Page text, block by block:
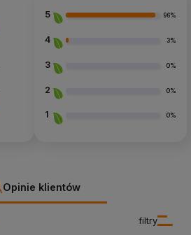
5 96%
4 3%
3 0%
2 0%
1 0%
Opinie klientów
filtry